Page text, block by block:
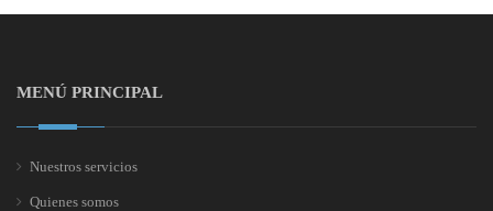
MENÚ PRINCIPAL
Nuestros servicios
Quienes somos